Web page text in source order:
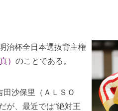
治杯全日本選抜背主権
）のことである。
沙保里（ＡＬＳＯ
が、最近では“絶対王